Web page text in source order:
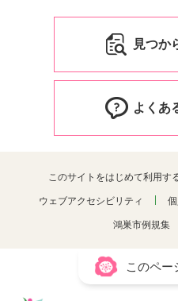
見つか
よくあ
このサイトをはじめて利用す
ウェブアクセシビリティ
鴻巣市例規集
このペー